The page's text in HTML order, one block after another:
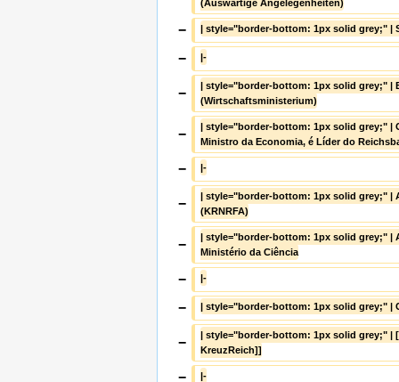
(Auswärtige Angelegenheiten)
− | style="border-bottom: 1px solid grey;" |
− |-
−
| style="border-bottom: 1px solid grey;" |
(Wirtschaftsministerium)
−
| style="border-bottom: 1px solid grey;" |
Ministro da Economia, é Líder do
− |-
−
| style="border-bottom: 1px solid grey;" |
(KRNRFA)
−
| style="border-bottom: 1px solid grey;" |
Ministério da Ciência
− |-
− | style="border-bottom: 1px solid grey;" |
−
| style="border-bottom: 1px solid grey;" |
KreuzReich]]
− |-